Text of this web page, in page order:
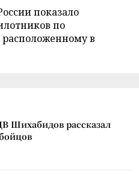
показало
по
в
Шихабидов рассказал